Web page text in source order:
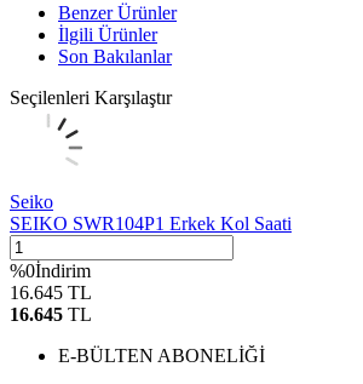
Benzer Ürünler
İlgili Ürünler
Son Bakılanlar
Seçilenleri Karşılaştır
Seiko
SEIKO SWR104P1 Erkek Kol Saati
%0İndirim
16.645 TL
16.645 TL
E-BÜLTEN ABONELİĞİ